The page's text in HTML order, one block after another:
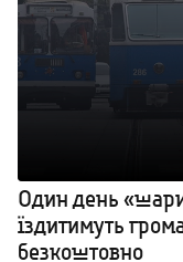
Один день
їздитимуть
безкоштовно